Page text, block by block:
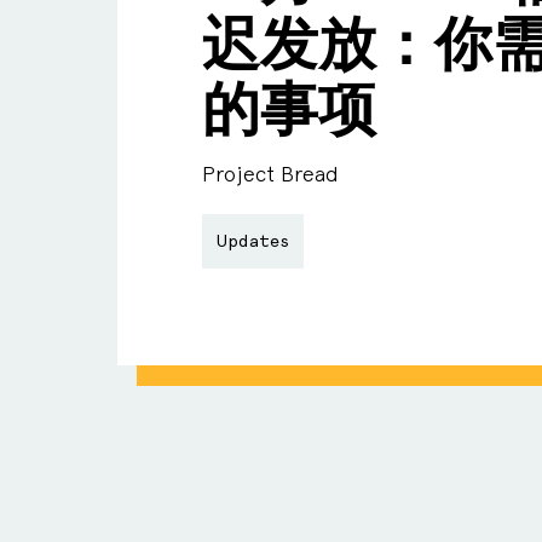
迟发放：你
的事项
Project Bread
Updates